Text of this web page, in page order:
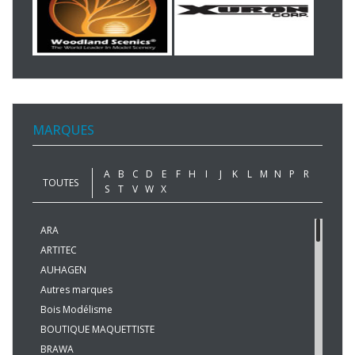
MARQUES
TOUTES
A B C D E F H I J K L M N P
R
S
T V W X
ARA
ARTITEC
AUHAGEN
Autres marques
Bois Modélisme
BOUTIQUE MAQUETTISTE
BRAWA